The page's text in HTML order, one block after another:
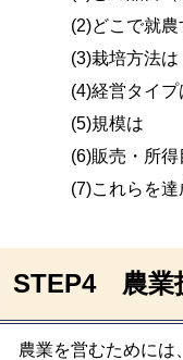
(2)どこで就農す
(3)栽培方法は（
(4)経営タイプは（
(5)規模は
(6)販売・所得
(7)これらを達成す
STEP4 農業
農業を営むためには